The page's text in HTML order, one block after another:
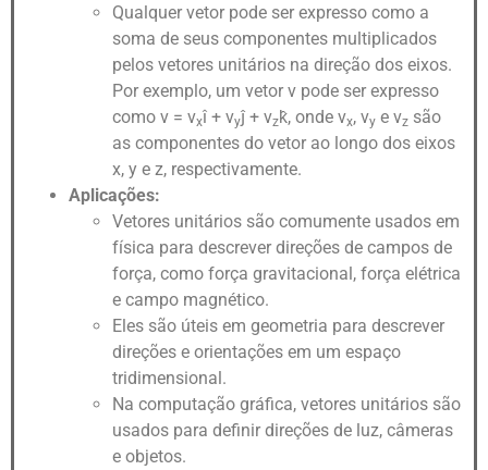
Qualquer vetor pode ser expresso como a
soma de seus componentes multiplicados
pelos vetores unitários na direção dos eixos.
Por exemplo, um vetor v pode ser expresso
como v = vxî + vyĵ + vzk̂, onde vx, vy e vz são
as componentes do vetor ao longo dos eixos
x, y e z, respectivamente.
Aplicações:
Vetores unitários são comumente usados em
física para descrever direções de campos de
força, como força gravitacional, força elétrica
e campo magnético.
Eles são úteis em geometria para descrever
direções e orientações em um espaço
tridimensional.
Na computação gráfica, vetores unitários são
usados para definir direções de luz, câmeras
e objetos.